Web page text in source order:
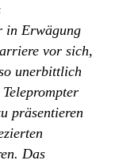
in Erwägung
vor sich,
unerbittlich
präsentieren
Das